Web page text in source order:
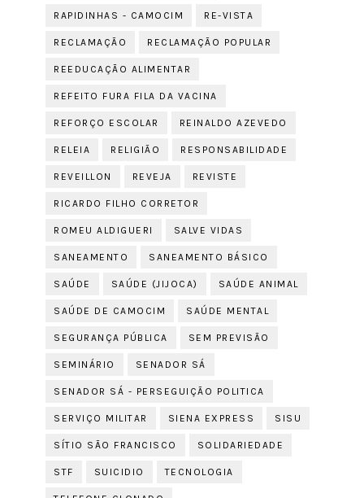
RAPIDINHAS - CAMOCIM RE-VISTA
RECLAMAÇÃO RECLAMAÇÃO POPULAR
REEDUCAÇÃO ALIMENTAR
REFEITO FURA FILA DA VACINA
REFORÇO ESCOLAR REINALDO AZEVEDO
RELEIA RELIGIÃO RESPONSABILIDADE
REVEILLON REVEJA REVISTE
RICARDO FILHO CORRETOR
ROMEU ALDIGUERI SALVE VIDAS
SANEAMENTO SANEAMENTO BÁSICO
SAÚDE SAÚDE (JIJOCA) SAÚDE ANIMAL
SAÚDE DE CAMOCIM SAÚDE MENTAL
SEGURANÇA PÚBLICA SEM PREVISÃO
SEMINÁRIO SENADOR SÁ
SENADOR SÁ - PERSEGUIÇÃO POLITICA
SERVIÇO MILITAR SIENA EXPRESS SISU
SÍTIO SÃO FRANCISCO SOLIDARIEDADE
STF SUICIDIO TECNOLOGIA